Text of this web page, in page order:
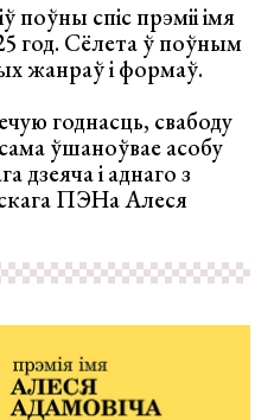
поўны спіс прэміі імя
год. Сёлета ў поўным
жанраў і формаў.
годнасць, свабоду
ўшаноўвае асобу
дзеяча і аднаго з
ПЭНа Алеся